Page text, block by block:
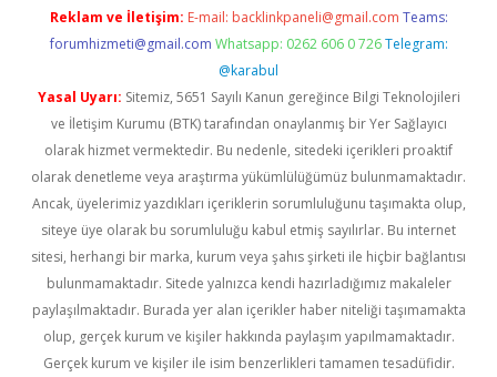
Reklam ve İletişim: E-mail: backlinkpaneli@gmail.com Teams:
forumhizmeti@gmail.com Whatsapp: 0262 606 0 726 Telegram:
@karabul
Yasal Uyarı: Sitemiz, 5651 Sayılı Kanun gereğince Bilgi Teknolojileri
ve İletişim Kurumu (BTK) tarafından onaylanmış bir Yer Sağlayıcı
olarak hizmet vermektedir. Bu nedenle, sitedeki içerikleri proaktif
olarak denetleme veya araştırma yükümlülüğümüz bulunmamaktadır.
Ancak, üyelerimiz yazdıkları içeriklerin sorumluluğunu taşımakta olup,
siteye üye olarak bu sorumluluğu kabul etmiş sayılırlar. Bu internet
sitesi, herhangi bir marka, kurum veya şahıs şirketi ile hiçbir bağlantısı
bulunmamaktadır. Sitede yalnızca kendi hazırladığımız makaleler
paylaşılmaktadır. Burada yer alan içerikler haber niteliği taşımamakta
olup, gerçek kurum ve kişiler hakkında paylaşım yapılmamaktadır.
Gerçek kurum ve kişiler ile isim benzerlikleri tamamen tesadüfidir.